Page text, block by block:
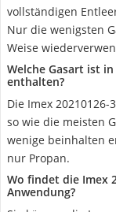
vollständigen
Nur die wenigsten
Weise
Welche Gasart ist
enthalten?
Die Imex
so wie die meisten
wenige beinhalten
nur Propan.
Wo findet die Imex
Anwendung?